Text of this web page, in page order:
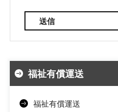
福祉有償運送
福祉有償運送